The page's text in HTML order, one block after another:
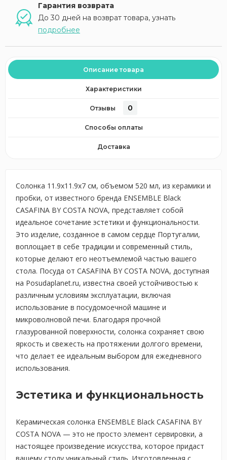
Гарантия возврата
До 30 дней на возврат товара, узнать
подробнее
Описание товара
Характеристики
Отзывы 0
Способы оплаты
Доставка
Солонка 11.9x11.9x7 см, объемом 520 мл, из керамики и
пробки, от известного бренда ENSEMBLE Black
CASAFINA BY COSTA NOVA, представляет собой
идеальное сочетание эстетики и функциональности.
Это изделие, созданное в самом сердце Португалии,
воплощает в себе традиции и современный стиль,
которые делают его неотъемлемой частью вашего
стола. Посуда от CASAFINA BY COSTA NOVA, доступная
на Posudaplanet.ru, известна своей устойчивостью к
различным условиям эксплуатации, включая
использование в посудомоечной машине и
микроволновой печи. Благодаря прочной
глазурованной поверхности, солонка сохраняет свою
яркость и свежесть на протяжении долгого времени,
что делает ее идеальным выбором для ежедневного
использования.
Эстетика и функциональность
Керамическая солонка ENSEMBLE Black CASAFINA BY
COSTA NOVA — это не просто элемент сервировки, а
настоящее произведение искусства, которое придаст